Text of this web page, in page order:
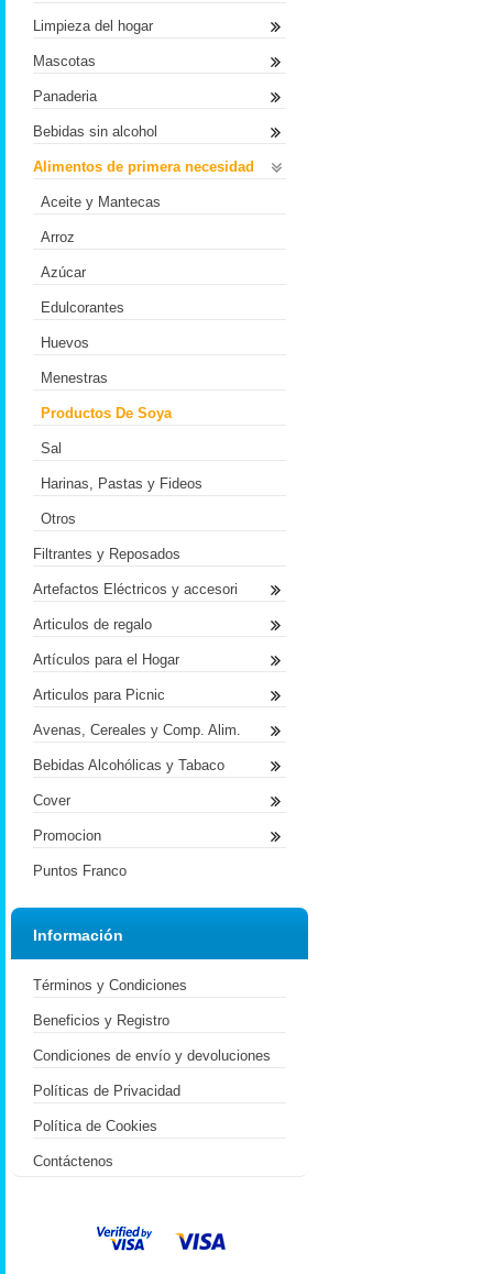
Limpieza del hogar
Mascotas
Panaderia
Bebidas sin alcohol
Alimentos de primera necesidad
Aceite y Mantecas
Arroz
Azúcar
Edulcorantes
Huevos
Menestras
Productos De Soya
Sal
Harinas, Pastas y Fideos
Otros
Filtrantes y Reposados
Artefactos Eléctricos y accesori
Articulos de regalo
Artículos para el Hogar
Articulos para Picnic
Avenas, Cereales y Comp. Alim.
Bebidas Alcohólicas y Tabaco
Cover
Promocion
Puntos Franco
Información
Términos y Condiciones
Beneficios y Registro
Condiciones de envío y devoluciones
Políticas de Privacidad
Política de Cookies
Contáctenos